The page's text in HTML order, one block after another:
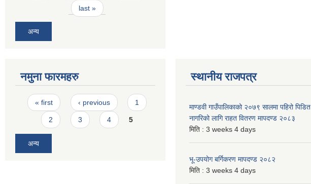
last »
अन्य
नमुना फारमहरु
Pages
« first ‹ previous 1
2 3 4 5
अन्य
स्थानीय राजपत्र
माण्डवी गाउँपालिकाको २०७९ सालमा पहिरो पिडित
नागरिको लागि राहत वितरण मापदण्ड २०८३
मिति : 3 weeks 4 days
भू-उपयोग बर्गिकरण मापदण्ड २०८२
मिति : 3 weeks 4 days